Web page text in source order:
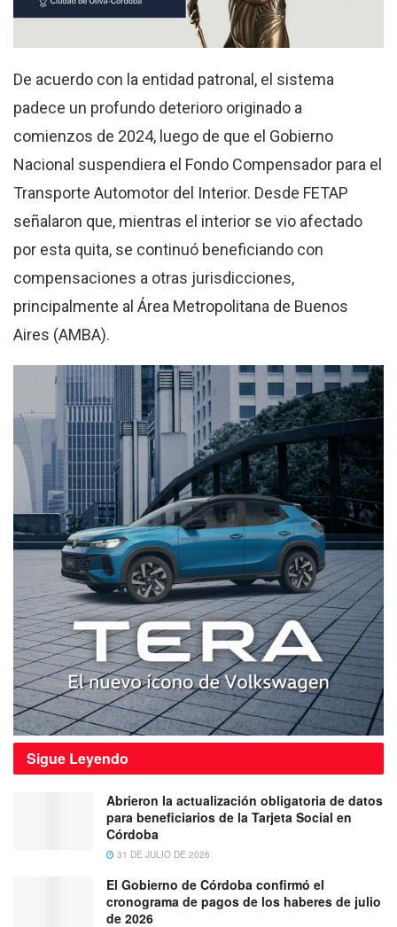
De acuerdo con la entidad patronal, el sistema
padece un profundo deterioro originado a
comienzos de 2024, luego de que el Gobierno
Nacional suspendiera el Fondo Compensador para el
Transporte Automotor del Interior. Desde FETAP
señalaron que, mientras el interior se vio afectado
por esta quita, se continuó beneficiando con
compensaciones a otras jurisdicciones,
principalmente al Área Metropolitana de Buenos
Aires (AMBA).
Sigue Leyendo
Abrieron la actualización obligatoria de datos
para beneficiarios de la Tarjeta Social en
Córdoba
31 DE JULIO DE 2026
El Gobierno de Córdoba confirmó el
cronograma de pagos de los haberes de julio
de 2026